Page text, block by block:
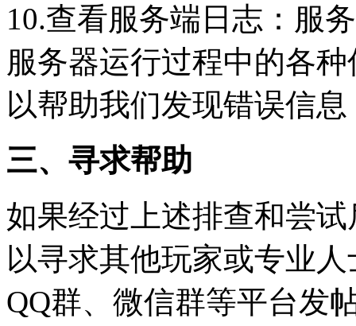
10.查看服务端日志：服
服务器运行过程中的各
以帮助我们发现错误信
三、寻求帮助
如果经过上述排查和尝
以寻求其他玩家或专业
QQ群、微信群等平台发